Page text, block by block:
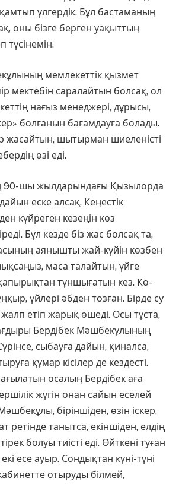
қамтып үлгердік. Бұл бастаманың
оны бізге берген уақыттың
түсінемін.
мем­лекеттік қызмет
мектебін саралайтын болсақ, ол
нағыз ме­неджері, дұрысы,
болғанын бағамдауға болады.
жасайтын, шы­тырман шиеленісті
өзі еді.
90-шы жыл­дарындағы Қызылорда
еске алсақ, Кеңестік
күйреген кезе­ңін көз
Бұл кезде біз жас болсақ та,
аянышты жай-күйін көзбен
маса талайтын, үйге
қапырықтан тұншығатын кез. Кө­
үйлері әбден тозған. Бірде су
етіп жарық өшеді. Осы тұста,
Бердібек Мәшбекұлының
сыбауға дайын, қиналса,
құмар кісілер де кездесті.
осалың Бердібек аға
жүгін онан сайын еселей
біріншіден, өзін іскер,
ретінде танытса, екіншіден, елдің
болуы тиісті еді. Өйткені туған
есе ауыр. Сондықтан күні-түні
оты­руды білмей,